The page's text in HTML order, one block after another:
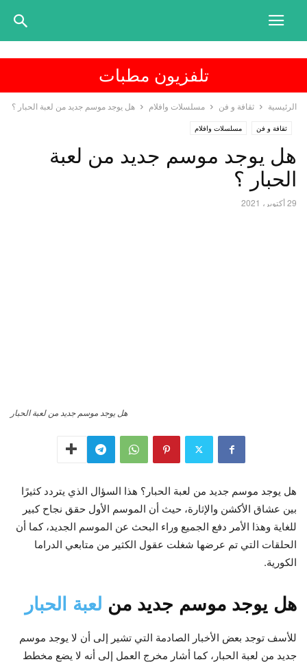
تلفزيون مطبات
الرئيسية ثقافة و فن مسلسلات وافلام هل يوجد موسم جديد من لعبة الحبار ؟
ثقافة و فن مسلسلات وافلام
هل يوجد موسم جديد من لعبة
الحبار ؟
29 أكتوبر، 2021
هل يوجد موسم جديد من لعبة الحبار
هل يوجد موسم جديد من لعبة الحبار؟ هذا السؤال الذي يتردد كثيرًا
بين عشاق الأكشن والإثارة، حيث أن الموسم الأول حقق نجاح كبير
للغاية وهذا الأمر دفع الجميع وراء البحث عن الموسم الجديد، كما أن
الحلقات التي تم عرضها شغلت عقول الكثير من متابعي الدراما
الكورية.
هل يوجد موسم جديد من لعبة الحبار
للأسف توجد بعض الأخبار الصادمة التي تشير إلى أن لا يوجد موسم
جديد من لعبة الحبار، كما أشار مخرج العمل إلى أنه لا يضع مخطط